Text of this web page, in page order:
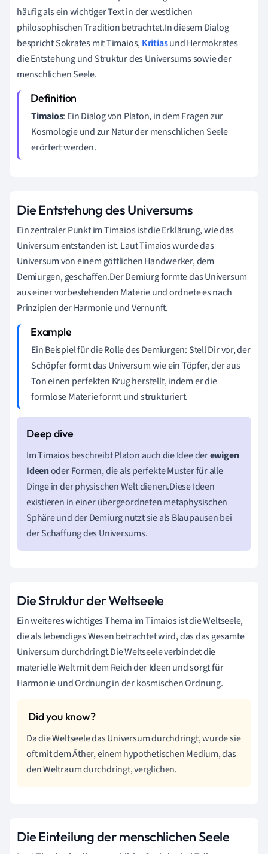
häufig als ein wichtiger Text in der westlichen
philosophischen Tradition betrachtet.In diesem Dialog
bespricht Sokrates mit Timaios,Kritiasund Hermokrates
die Entstehung und Struktur des Universums sowie der
menschlichen Seele.
Timaios: Ein Dialog von Platon, in dem Fragen zur
Kosmologie und zur Natur der menschlichen Seele
erörtert werden.
Die Entstehung des Universums
Ein zentraler Punkt im Timaios ist die Erklärung, wie das
Universum entstanden ist. Laut Timaios wurde das
Universum von einem göttlichen Handwerker, dem
Demiurgen, geschaffen.Der Demiurg formte das Universum
aus einer vorbestehenden Materie und ordnete es nach
Prinzipien der Harmonie und Vernunft.
Ein Beispiel für die Rolle des Demiurgen: Stell Dir vor, der
Schöpfer formt das Universum wie ein Töpfer, der aus
Ton einen perfekten Krug herstellt, indem er die
formlose Materie formt und strukturiert.
Im Timaios beschreibt Platon auch die Idee derewigen
Ideenoder Formen, die als perfekte Muster für alle
Dinge in der physischen Welt dienen.Diese Ideen
existieren in einer übergeordneten metaphysischen
Sphäre und der Demiurg nutzt sie als Blaupausen bei
der Schaffung des Universums.
Die Struktur der Weltseele
Ein weiteres wichtiges Thema im Timaios ist die Weltseele,
die als lebendiges Wesen betrachtet wird, das das gesamte
Universum durchdringt.Die Weltseele verbindet die
materielle Welt mit dem Reich der Ideen und sorgt für
Harmonie und Ordnung in der kosmischen Ordnung.
Da die Weltseele das Universum durchdringt, wurde sie
oft mit dem Äther, einem hypothetischen Medium, das
den Weltraum durchdringt, verglichen.
Die Einteilung der menschlichen Seele